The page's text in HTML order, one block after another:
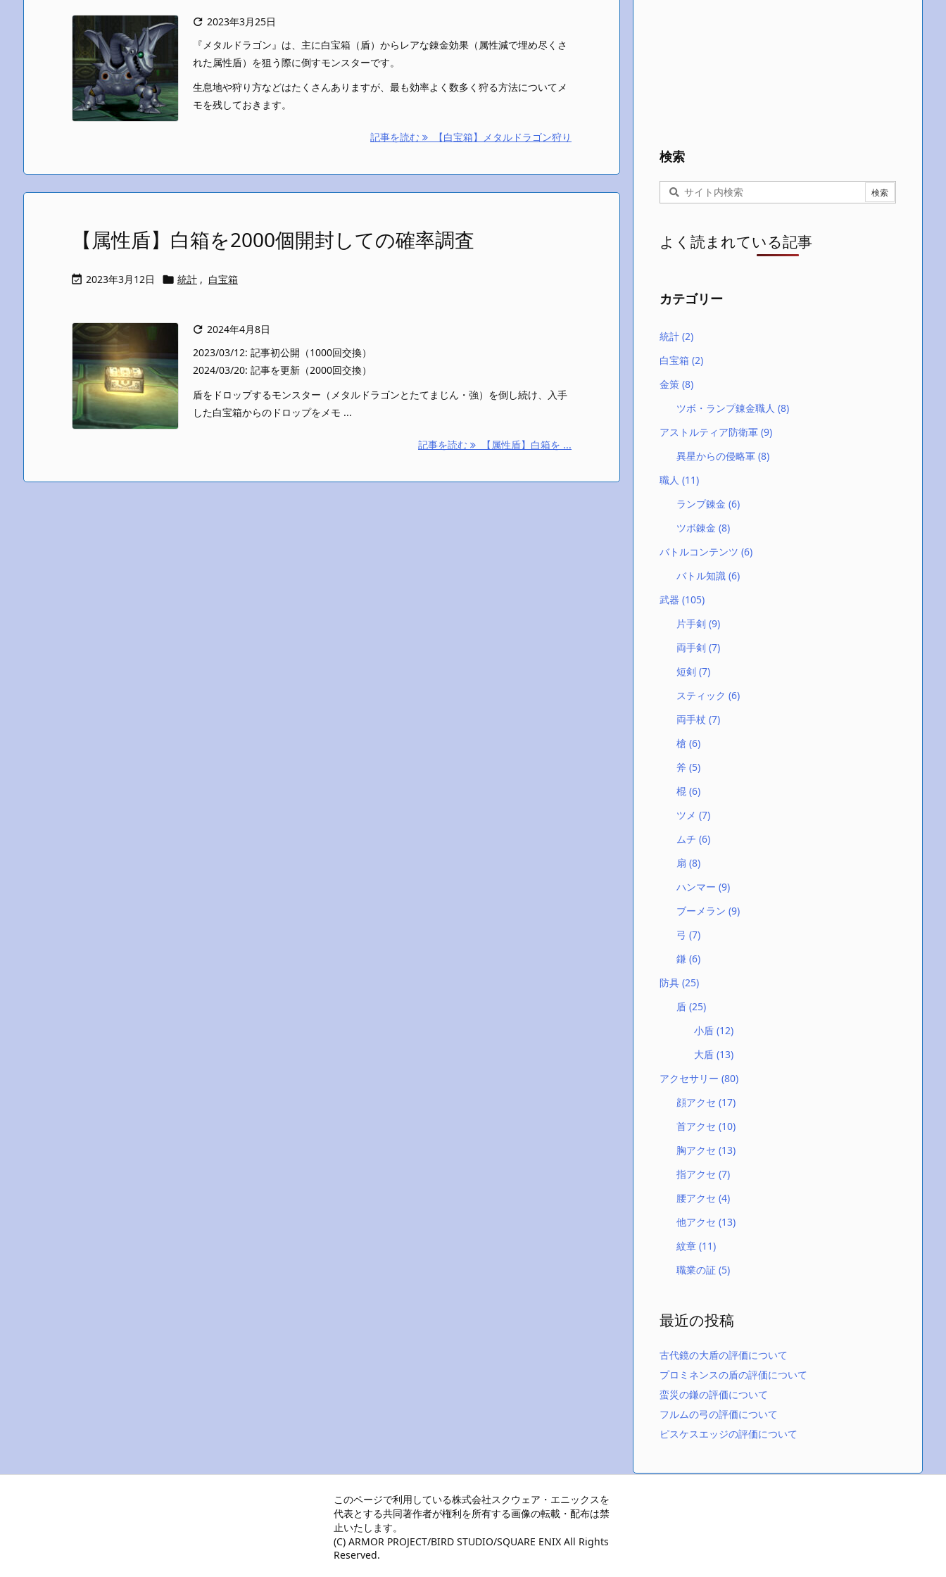
 2023年3月25日
『メタルドラゴン』は、主に白宝箱（盾）からレアな錬金効果（属性減で埋め尽くさ
れた属性盾）を狙う際に倒すモンスターです。
生息地や狩り方などはたくさんありますが、最も効率よく数多く狩る方法についてメ
モを残しておきます。
記事を読む 【白宝箱】メタルドラゴン狩り
【属性盾】白箱を2000個開封しての確率調査
 2023年3月12日  統計 , 白宝箱
 2024年4月8日
2023/03/12: 記事初公開（1000回交換）
2024/03/20: 記事を更新（2000回交換）
盾をドロップするモンスター（メタルドラゴンとたてまじん・強）を倒し続け、入手
した白宝箱からのドロップをメモ ...
記事を読む 【属性盾】白箱を ...
検索
よく読まれている記事
カテゴリー
統計 (2)
白宝箱 (2)
金策 (8)
ツボ・ランプ錬金職人(8)
アストルティア防衛軍 (9)
異星からの侵略軍(8)
職人 (11)
ランプ錬金(6)
ツボ錬金(8)
バトルコンテンツ (6)
バトル知識(6)
武器 (105)
片手剣(9)
両手剣(7)
短剣(7)
スティック(6)
両手杖(7)
槍(6)
斧(5)
棍(6)
ツメ(7)
ムチ(6)
扇(8)
ハンマー(9)
ブーメラン(9)
弓(7)
鎌(6)
防具 (25)
盾(25)
小盾 (12)
大盾 (13)
アクセサリー (80)
顔アクセ(17)
首アクセ(10)
胸アクセ(13)
指アクセ(7)
腰アクセ(4)
他アクセ(13)
紋章(11)
職業の証(5)
最近の投稿
古代鏡の大盾の評価について
プロミネンスの盾の評価について
蛮災の鎌の評価について
フルムの弓の評価について
ピスケスエッジの評価について
このページで利用している株式会社スクウェア・エニックスを
代表とする共同著作者が権利を所有する画像の転載・配布は禁
止いたします。
(C) ARMOR PROJECT/BIRD STUDIO/SQUARE ENIX All Rights
Reserved.